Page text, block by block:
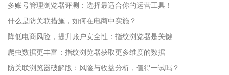
多账号管理浏览器评测：选择最适合你的运营工具！
什么是防关联措施，如何在电商中实施？
降低电商风险，提升账户安全性：指纹浏览器是关键
爬虫数据更丰富：指纹浏览器获取更多维度的数据
防关联浏览器破解版：风险与收益分析，值得一试吗？